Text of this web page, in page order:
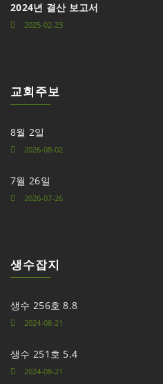
2024년 결산 보고서
2025-02-23
교회주보
8월 2일
2026-08-02
7월 26일
2026-07-26
생수잡지
생수 256호 8.8
2024-08-21
생수 251호 5.4
2024-08-21